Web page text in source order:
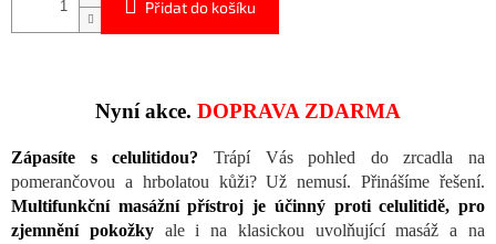
Přidat do košíku
Nyní akce. DOPRAVA ZDARMA
Zápasíte s celulitidou? Trápí Vás pohled do zrcadla na
pomerančovou a hrbolatou kůži? Už nemusí. Přinášíme řešení.
Multifunkční masážní přístroj je účinný proti celulitidě, pro
zjemnění pokožkyale i na klasickou uvolňující masáž a na